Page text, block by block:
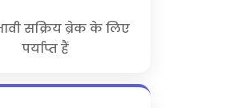
सक्रिय ब्रेक के लिए
पर्याप्त हैं